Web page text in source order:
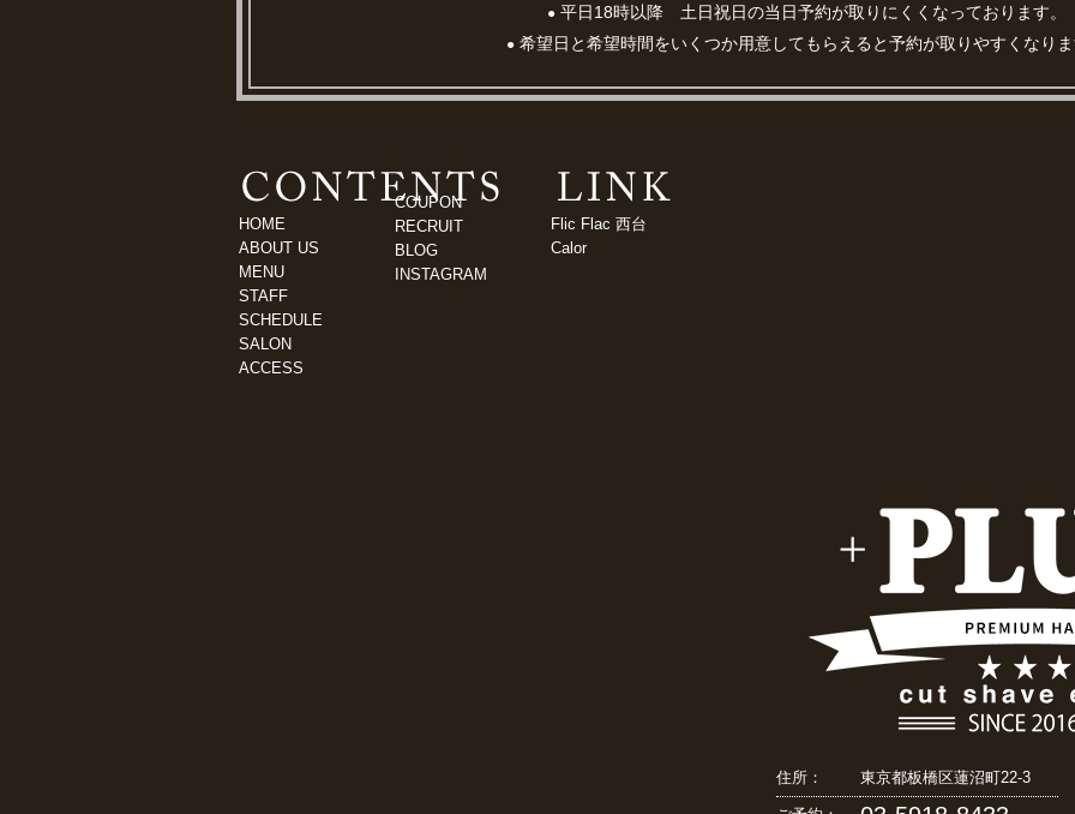
●平日18時以降 土日祝日の当日予約が取りにくくなっております。
●希望日と希望時間をいくつか用意してもらえると予約が取りやすくなり
HOME
ABOUT US
MENU
STAFF
SCHEDULE
SALON
ACCESS
COUPON
RECRUIT
BLOG
INSTAGRAM
Flic Flac 西台
Calor
住所： 東京都板橋区蓮沼町22-3